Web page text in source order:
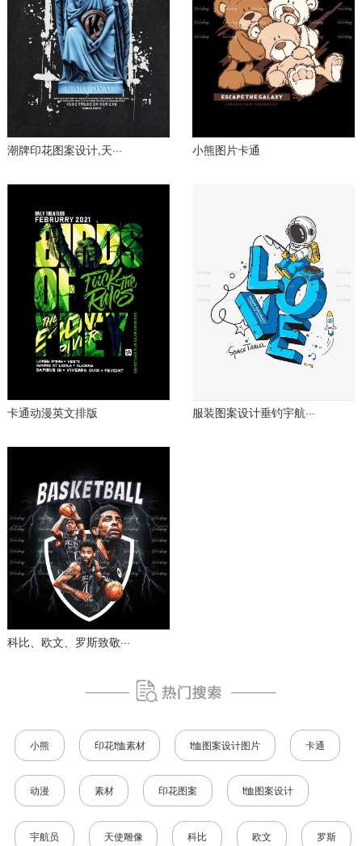
潮牌印花图案设计,天··· 小熊图片卡通
卡通动漫英文排版 服装图案设计垂钓宇航···
科比、欧文、罗斯致敬···
小熊 印花t恤素材 t恤图案设计图片 卡通
动漫 素材 印花图案 t恤图案设计
宇航员 天使雕像 科比 欧文 罗斯